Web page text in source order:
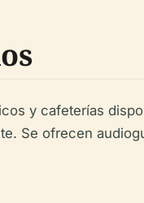
y cafeterías
Se ofrecen